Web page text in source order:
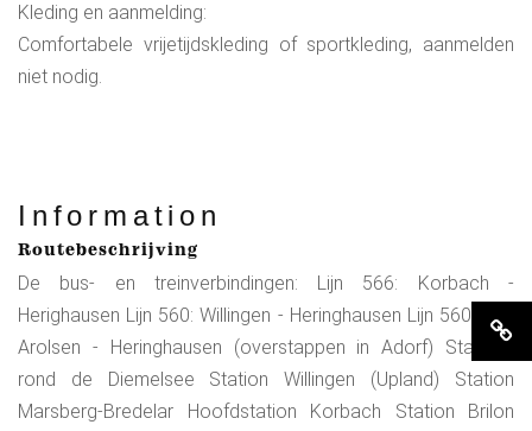
Kleding en aanmelding:
Comfortabele vrijetijdskleding of sportkleding, aanmelden
niet nodig.
Information
Routebeschrijving
De bus- en treinverbindingen: Lijn 566: Korbach -
Herighausen Lijn 560: Willingen - Heringhausen Lijn 560: Bad
Arolsen - Heringhausen (overstappen in Adorf) Stations
rond de Diemelsee Station Willingen (Upland) Station
Marsberg-Bredelar Hoofdstation Korbach Station Brilon